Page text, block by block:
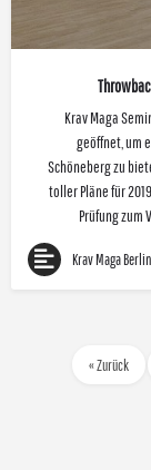
Krav Maga
geöffnet, um
Schöneberg zu
toller Pläne für
Prüfung zum
Krav Maga
« Zurück